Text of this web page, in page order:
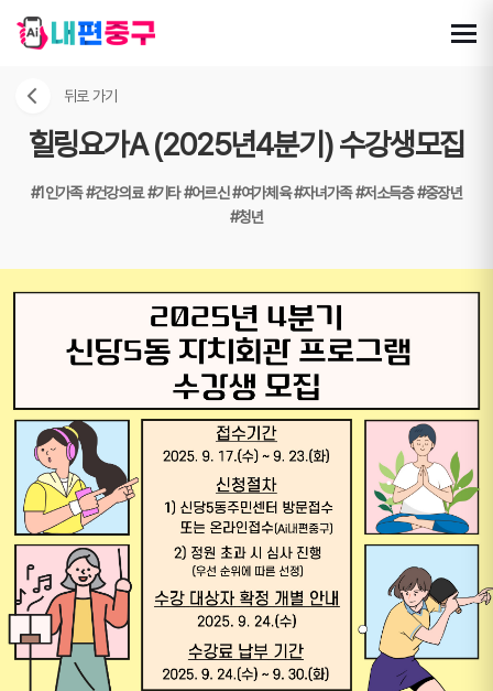
뒤로 가기
힐링요가A (2025년4분기) 수강생모집
#1인가족#건강의료#기타#어르신#여가체육#자녀가족#저소득층#중장년
#청년